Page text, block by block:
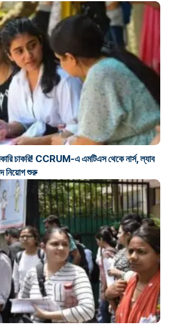
চাকরি! CCRUM-এ এমটিএস থেকে নার্স, ল্যাব
নিয়োগ শুরু